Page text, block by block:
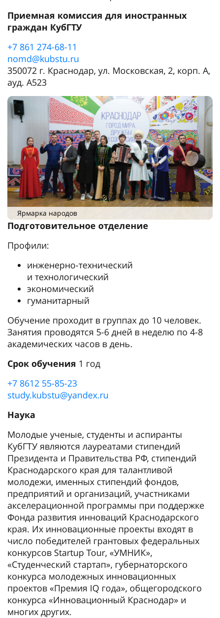
Приемная комиссия для иностранных
граждан КубГТУ
+7 861 274-68-11
nomd@kubstu.ru
350072 г. Краснодар, ул. Московская, 2, корп. А,
ауд. А523
Ярмарка народов
Подготовительное отделение
Профили:
инженерно-технический
и технологический
экономический
гуманитарный
Обучение проходит в группах до 10 человек.
Занятия проводятся 5-6 дней в неделю по 4-8
академических часов в день.
Срок обучения 1 год
+7 8612 55-85-23
study.kubstu@yandex.ru
Наука
Молодые ученые, студенты и аспиранты
КубГТУ являются лауреатами стипендий
Президента и Правительства РФ, стипендий
Краснодарского края для талантливой
молодежи, именных стипендий фондов,
предприятий и организаций, участниками
акселерационной программы при поддержке
Фонда развития инноваций Краснодарского
края. Их инновационные проекты входят в
число победителей грантовых федеральных
конкурсов Startup Tour, «УМНИК»,
«Студенческий стартап», губернаторского
конкурса молодежных инновационных
проектов «Премия IQ года», общегородского
конкурса «Инновационный Краснодар» и
многих других.